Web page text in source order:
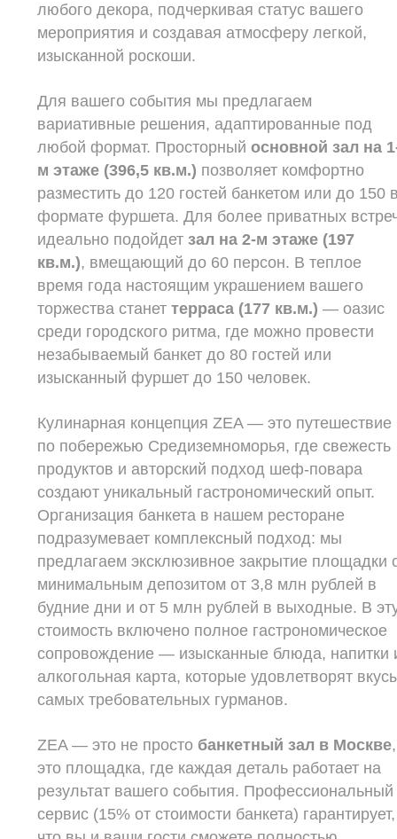
любого декора, подчеркивая статус вашего
мероприятия и создавая атмосферу легкой,
изысканной роскоши.
Для вашего события мы предлагаем
вариативные решения, адаптированные под
любой формат. Просторныйосновной зал на
м этаже (396,5 кв.м.) позволяет комфортно
разместить до 120 гостей банкетом или до 150
формате фуршета. Для более приватных
идеально подойдетзал на 2-м этаже (197
кв.м.), вмещающий до 60 персон. В теплое
время года настоящим украшением вашего
торжества станеттерраса (177 кв.м.) — оазис
среди городского ритма, где можно провести
незабываемый банкет до 80 гостей или
изысканный фуршет до 150 человек.
Кулинарная концепция ZEA — это путешествие
по побережью Средиземноморья, где свежесть
продуктов и авторский подход шеф-повара
создают уникальный гастрономический опыт.
Организация банкета в нашем ресторане
подразумевает комплексный подход: мы
предлагаем эксклюзивное закрытие площадки
минимальным депозитом от 3,8 млн рублей в
будние дни и от 5 млн рублей в выходные. В
стоимость включено полное гастрономическое
сопровождение — изысканные блюда, напитки
алкогольная карта, которые удовлетворят
самых требовательных гурманов.
ZEA — это не просто банкетный зал в Москве,
это площадка, где каждая деталь работает на
результат вашего события. Профессиональный
сервис (15% от стоимости банкета) гарантирует,